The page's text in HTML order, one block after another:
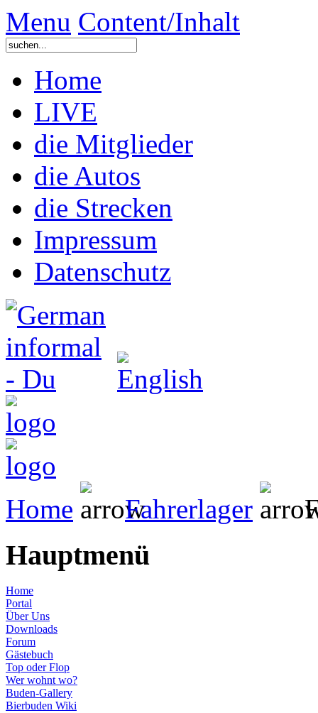
Menu Content/Inhalt
Home
LIVE
die Mitglieder
die Autos
die Strecken
Impressum
Datenschutz
Home Fahrerlager
Hauptmenü
Home
Portal
Über Uns
Downloads
Forum
Gästebuch
Top oder Flop
Wer wohnt wo?
Buden-Gallery
Bierbuden Wiki